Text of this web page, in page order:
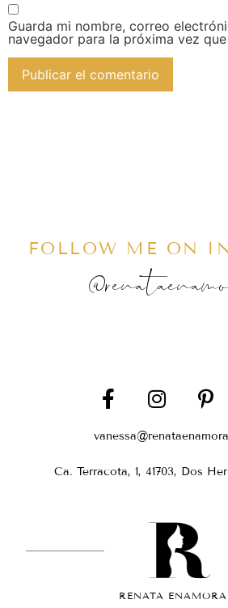
Guarda mi nombre, correo
navegador para la próxima vez
FOLLOW ME ON
Ca. Terracota, 1, 41703, Dos
RENATA